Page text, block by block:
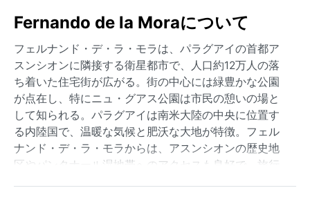
Fernando de la Moraについて
フェルナンド・デ・ラ・モラは、パラグアイの首都ア
スンシオンに隣接する衛星都市で、人口約12万人の落
ち着いた住宅街が広がる。街の中心には緑豊かな公園
が点在し、特にニュ・グアス公園は市民の憩いの場と
して知られる。パラグアイは南米大陸の中央に位置す
る内陸国で、温暖な気候と肥沃な大地が特徴。フェル
ナンド・デ・ラ・モラからは、アスンシオンの歴史地
区やパンタナール湿地帯へのアクセスも良好で、旅行